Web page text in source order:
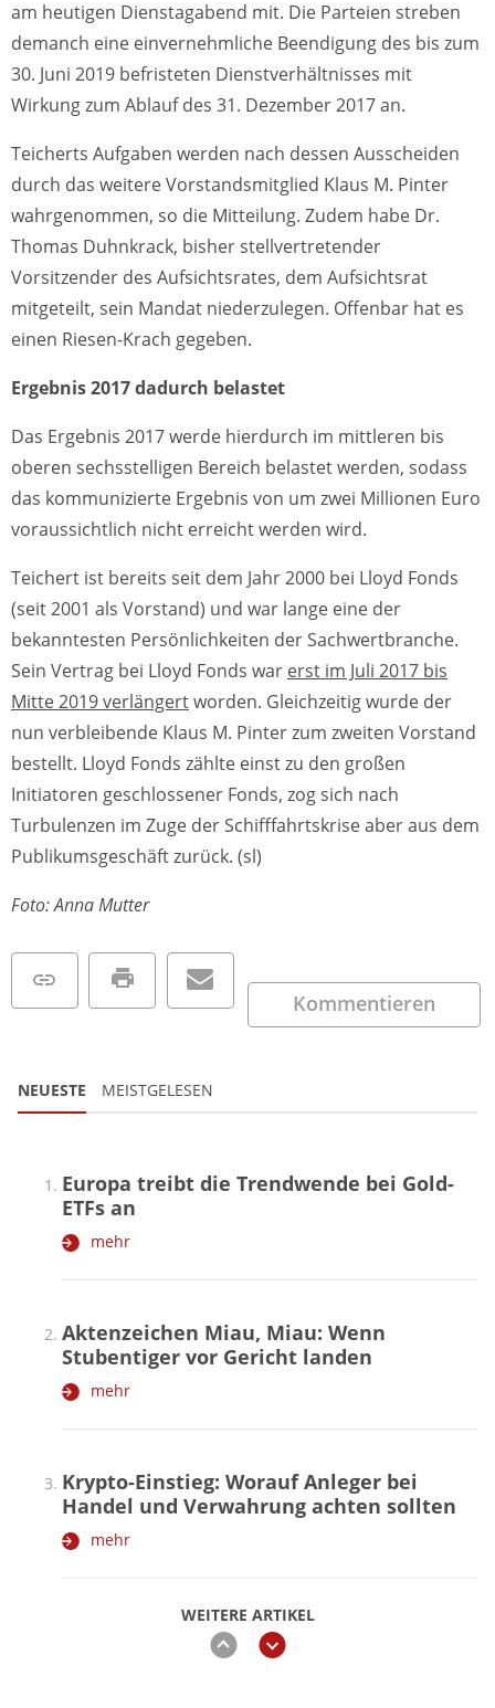
am heutigen Dienstagabend mit. Die Parteien streben
demanch eine einvernehmliche Beendigung des bis zum
30. Juni 2019 befristeten Dienstverhältnisses mit
Wirkung zum Ablauf des 31. Dezember 2017 an.
Teicherts Aufgaben werden nach dessen Ausscheiden
durch das weitere Vorstandsmitglied Klaus M. Pinter
wahrgenommen, so die Mitteilung. Zudem habe Dr.
Thomas Duhnkrack, bisher stellvertretender
Vorsitzender des Aufsichtsrates, dem Aufsichtsrat
mitgeteilt, sein Mandat niederzulegen. Offenbar hat es
einen Riesen-Krach gegeben.
Ergebnis 2017 dadurch belastet
Das Ergebnis 2017 werde hierdurch im mittleren bis
oberen sechsstelligen Bereich belastet werden, sodass
das kommunizierte Ergebnis von um zwei Millionen Euro
voraussichtlich nicht erreicht werden wird.
Teichert ist bereits seit dem Jahr 2000 bei Lloyd Fonds
(seit 2001 als Vorstand) und war lange eine der
bekanntesten Persönlichkeiten der Sachwertbranche.
Sein Vertrag bei Lloyd Fonds war erst im Juli 2017 bis
Mitte 2019 verlängertworden. Gleichzeitig wurde der
nun verbleibende Klaus M. Pinter zum zweiten Vorstand
bestellt. Lloyd Fonds zählte einst zu den großen
Initiatoren geschlossener Fonds, zog sich nach
Turbulenzen im Zuge der Schifffahrtskrise aber aus dem
Publikumsgeschäft zurück. (sl)
Foto: Anna Mutter
Kommentieren
NEUESTE MEISTGELESEN
WEITERE ARTIKEL
zurückweiter
Europa treibt die Trendwende bei Gold-
ETFs an
mehr
Aktenzeichen Miau, Miau: Wenn
Stubentiger vor Gericht landen
mehr
Krypto-Einstieg: Worauf Anleger bei
Handel und Verwahrung achten sollten
mehr